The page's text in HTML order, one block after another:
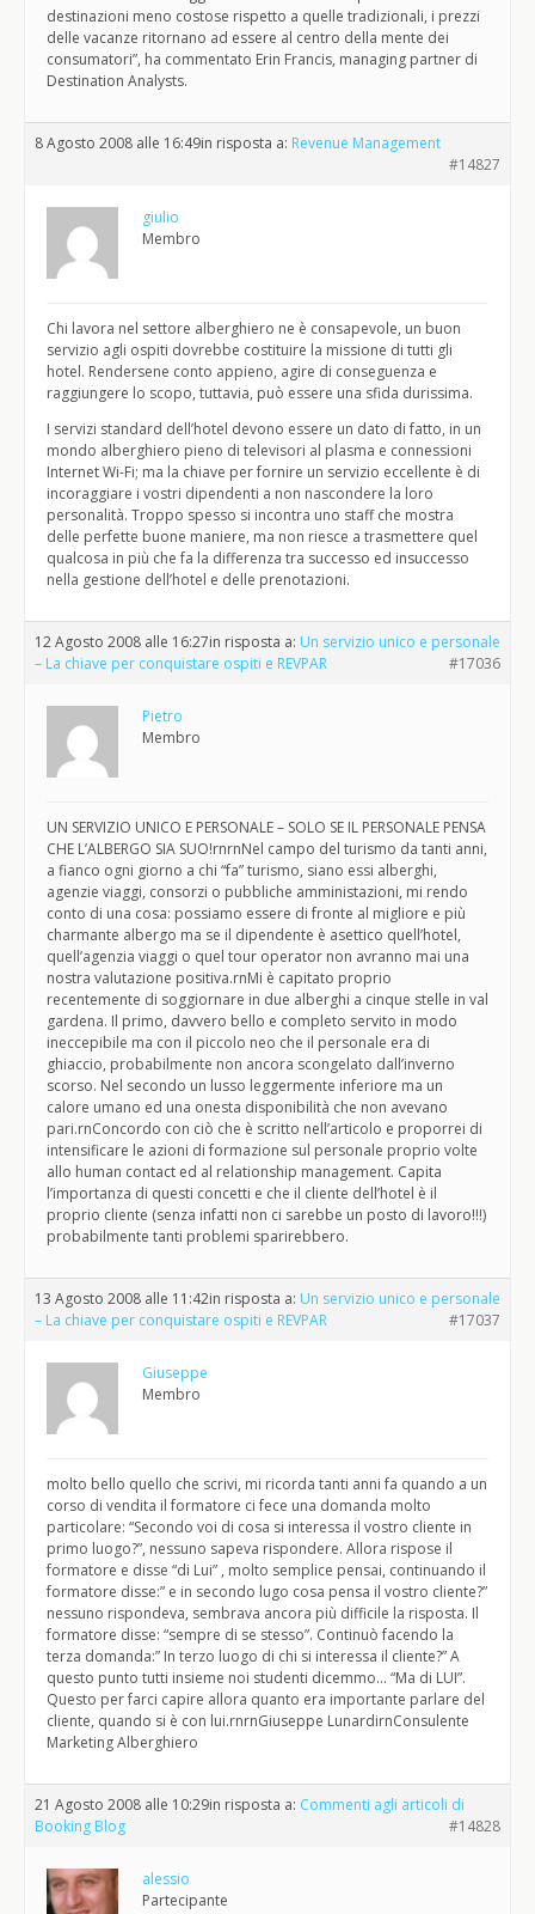
destinazioni meno costose rispetto a quelle tradizionali, i prezzi
delle vacanze ritornano ad essere al centro della mente dei
consumatori”, ha commentato Erin Francis, managing partner di
Destination Analysts.
8 Agosto 2008 alle 16:49in risposta a: Revenue Management
#14827
giulio
Membro
Chi lavora nel settore alberghiero ne è consapevole, un buon
servizio agli ospiti dovrebbe costituire la missione di tutti gli
hotel. Rendersene conto appieno, agire di conseguenza e
raggiungere lo scopo, tuttavia, può essere una sfida durissima.
I servizi standard dell’hotel devono essere un dato di fatto, in un
mondo alberghiero pieno di televisori al plasma e connessioni
Internet Wi-Fi; ma la chiave per fornire un servizio eccellente è di
incoraggiare i vostri dipendenti a non nascondere la loro
personalità. Troppo spesso si incontra uno staff che mostra
delle perfette buone maniere, ma non riesce a trasmettere quel
qualcosa in più che fa la differenza tra successo ed insuccesso
nella gestione dell’hotel e delle prenotazioni.
12 Agosto 2008 alle 16:27in risposta a: Un servizio unico e personale
– La chiave per conquistare ospiti e REVPAR
#17036
Pietro
Membro
UN SERVIZIO UNICO E PERSONALE – SOLO SE IL PERSONALE PENSA
CHE L’ALBERGO SIA SUO!rnrnNel campo del turismo da tanti anni,
a fianco ogni giorno a chi “fa” turismo, siano essi alberghi,
agenzie viaggi, consorzi o pubbliche amministazioni, mi rendo
conto di una cosa: possiamo essere di fronte al migliore e più
charmante albergo ma se il dipendente è asettico quell’hotel,
quell’agenzia viaggi o quel tour operator non avranno mai una
nostra valutazione positiva.rnMi è capitato proprio
recentemente di soggiornare in due alberghi a cinque stelle in val
gardena. Il primo, davvero bello e completo servito in modo
ineccepibile ma con il piccolo neo che il personale era di
ghiaccio, probabilmente non ancora scongelato dall’inverno
scorso. Nel secondo un lusso leggermente inferiore ma un
calore umano ed una onesta disponibilità che non avevano
pari.rnConcordo con ciò che è scritto nell’articolo e proporrei di
intensificare le azioni di formazione sul personale proprio volte
allo human contact ed al relationship management. Capita
l’importanza di questi concetti e che il cliente dell’hotel è il
proprio cliente (senza infatti non ci sarebbe un posto di lavoro!!!)
probabilmente tanti problemi sparirebbero.
13 Agosto 2008 alle 11:42in risposta a: Un servizio unico e personale
– La chiave per conquistare ospiti e REVPAR
#17037
Giuseppe
Membro
molto bello quello che scrivi, mi ricorda tanti anni fa quando a un
corso di vendita il formatore ci fece una domanda molto
particolare: “Secondo voi di cosa si interessa il vostro cliente in
primo luogo?”, nessuno sapeva rispondere. Allora rispose il
formatore e disse “di Lui” , molto semplice pensai, continuando il
formatore disse:” e in secondo lugo cosa pensa il vostro cliente?”
nessuno rispondeva, sembrava ancora più difficile la risposta. Il
formatore disse: “sempre di se stesso”. Continuò facendo la
terza domanda:” In terzo luogo di chi si interessa il cliente?” A
questo punto tutti insieme noi studenti dicemmo… “Ma di LUI”.
Questo per farci capire allora quanto era importante parlare del
cliente, quando si è con lui.rnrnGiuseppe LunardirnConsulente
Marketing Alberghiero
21 Agosto 2008 alle 10:29in risposta a: Commenti agli articoli di
Booking Blog
#14828
alessio
Partecipante